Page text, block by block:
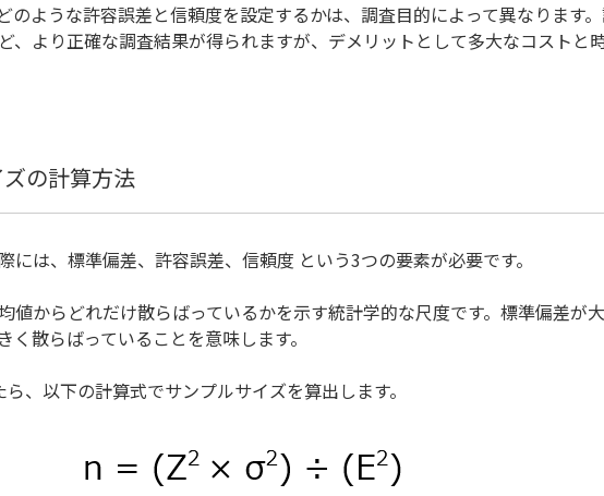
のような許容誤差と信頼度を設定するかは、調査目的によって異なります
、より正確な調査結果が得られますが、デメリットとして多大なコストと
の計算方法
には、標準偏差、許容誤差、信頼度 という3つの要素が必要です。
値からどれだけ散らばっているかを示す統計学的な尺度です。標準偏差が
く散らばっていることを意味します。
、以下の計算式でサンプルサイズを算出します。